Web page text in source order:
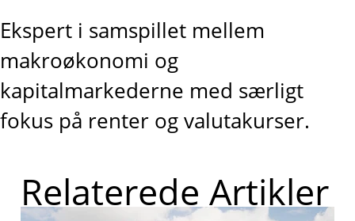
Ekspert i samspillet mellem
makroøkonomi og
kapitalmarkederne med særligt
fokus på renter og valutakurser.
Relaterede Artikler